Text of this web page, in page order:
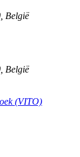
België
België
(VITO)